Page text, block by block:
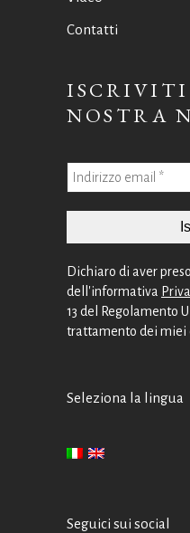
Contatti
NOSTRA
Dichiaro di aver
dell'informativa
13 del Regolamento
trattamento dei miei
Seleziona la lingua
Seguici sui social